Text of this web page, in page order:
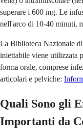
superare i 600 mg. Le
nell'arco di 10-40 minuti,
La Biblioteca Nazionale
iniettabile viene utilizzata
forma orale, comprese
articolari e pelviche:
Quali Sono gli
Importanti da